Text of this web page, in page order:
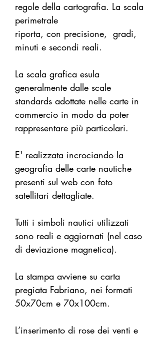
regole della cartografia. La scala
perimetrale
riporta, con precisione, gradi,
minuti e secondi reali.
La scala grafica esula
generalmente dalle scale
standards adottate nelle carte in
commercio in modo da poter
rappresentare più particolari.
E' realizzata incrociando la
geografia delle carte nautiche
presenti sul web con foto
satellitari dettagliate.
Tutti i simboli nautici utilizzati
sono reali e aggiornati (nel caso
di deviazione magnetica).
La stampa avviene su carta
pregiata Fabriano, nei formati
50x70cm e 70x100cm.
L’inserimento di rose dei venti e